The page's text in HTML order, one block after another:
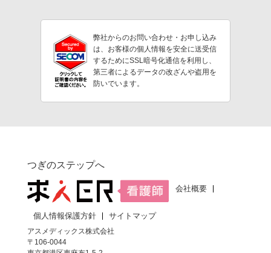
弊社からのお問い合わせ・お申し込み
は、お客様の個人情報を安全に送受信
するためにSSL暗号化通信を利用し、
第三者によるデータの改ざんや盗用を
防いでいます。
つぎのステップへ
会社概要
個人情報保護方針
サイトマップ
アスメディックス株式会社
〒106-0044